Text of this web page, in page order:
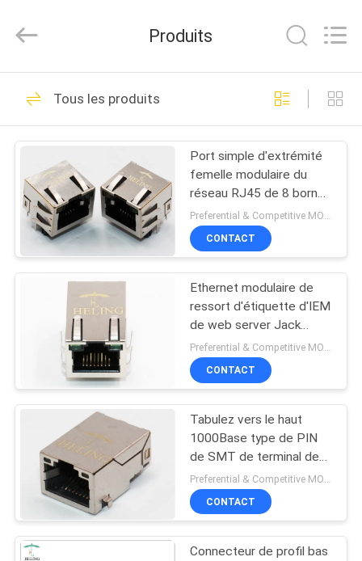
MAISON
PRODUITS
AU
SUJET
NOUS
VISITE
D'USINE
CONTRÔLE
QUALITÉ
CONTACTEZ-
NOUS
Ltd..
Reserved.
connecteur rj45
femelle
118
magnetics intégré
rj45
13
profil bas rj45
30
Produits
Tous les produits
Port simple d'extrémité
femelle modulaire du
réseau RJ45 de 8 bornes
avec l'étiquette d'IEM et
la LED
Preferential & Competitive MOQ:4000
CONTACT
Ethernet modulaire de
ressort d'étiquette d'IEM
de web server Jack
1000Mb avec la fonction
de PoE
CONTACT
Tabulez vers le haut
1000Base type de PIN
de SMT de terminal de
contact de placage à l'or
du connecteur T 50 d'U »
CONTACT
Connecteur de profil bas